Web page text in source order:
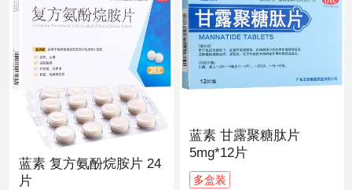
蓝素 甘露聚糖肽片
5mg*12片
多盒装
蓝素 复方氨酚烷胺片 24
片